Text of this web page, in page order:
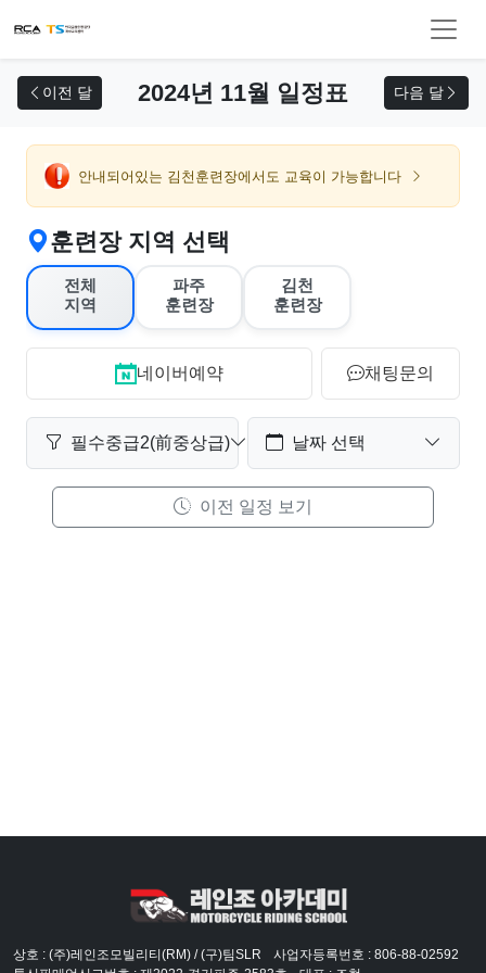
이전 달 2024년 11월 일정표 다음 달
안내되어있는 김천훈련장에서도 교육이 가능합니다
훈련장 지역 선택
전체
지역
파주
훈련장
김천
훈련장
네이버예약 채팅문의
필수중급2(前중상급) 날짜 선택
이전 일정 보기
상호 : (주)레인조모빌리티(RM) / (구)팀SLR
사업자등록번호 : 806-88-02592